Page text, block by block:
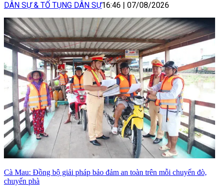
DÂN SỰ & TỐ TỤNG DÂN SỰ16:46 07/08/2026
Cà Mau: Đồng bộ giải pháp bảo đảm an toàn trên mỗi chuyến đò,
chuyến phà